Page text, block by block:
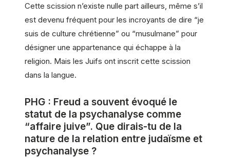
Cette scission n’existe nulle part ailleurs, même s’il
est devenu fréquent pour les incroyants de dire “je
suis de culture chrétienne” ou “musulmane” pour
désigner une appartenance qui échappe à la
religion. Mais les Juifs ont inscrit cette scission
dans la langue.
PHG : Freud a souvent évoqué le
statut de la psychanalyse comme
“affaire juive”. Que dirais-tu de la
nature de la relation entre judaïsme et
psychanalyse ?